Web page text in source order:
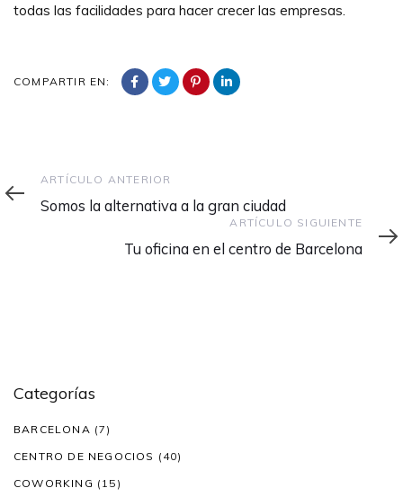
todas las facilidades para hacer crecer las empresas.
COMPARTIR EN:
Artículo
anterior
ARTÍCULO ANTERIOR
Somos la alternativa a la gran ciudad
siguiente
ARTÍCULO SIGUIENTE
Tu oficina en el centro de Barcelona
Categorías
BARCELONA (7)
CENTRO DE NEGOCIOS (40)
COWORKING (15)